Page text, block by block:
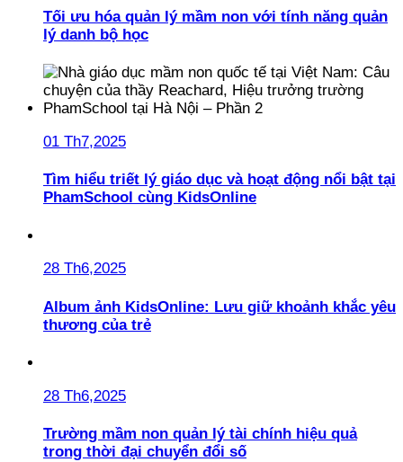
Tối ưu hóa quản lý mầm non với tính năng quản
lý danh bộ học
01 Th7,2025
Tìm hiểu triết lý giáo dục và hoạt động nổi bật tại
PhamSchool cùng KidsOnline
28 Th6,2025
Album ảnh KidsOnline: Lưu giữ khoảnh khắc yêu
thương của trẻ
28 Th6,2025
Trường mầm non quản lý tài chính hiệu quả
trong thời đại chuyển đổi số